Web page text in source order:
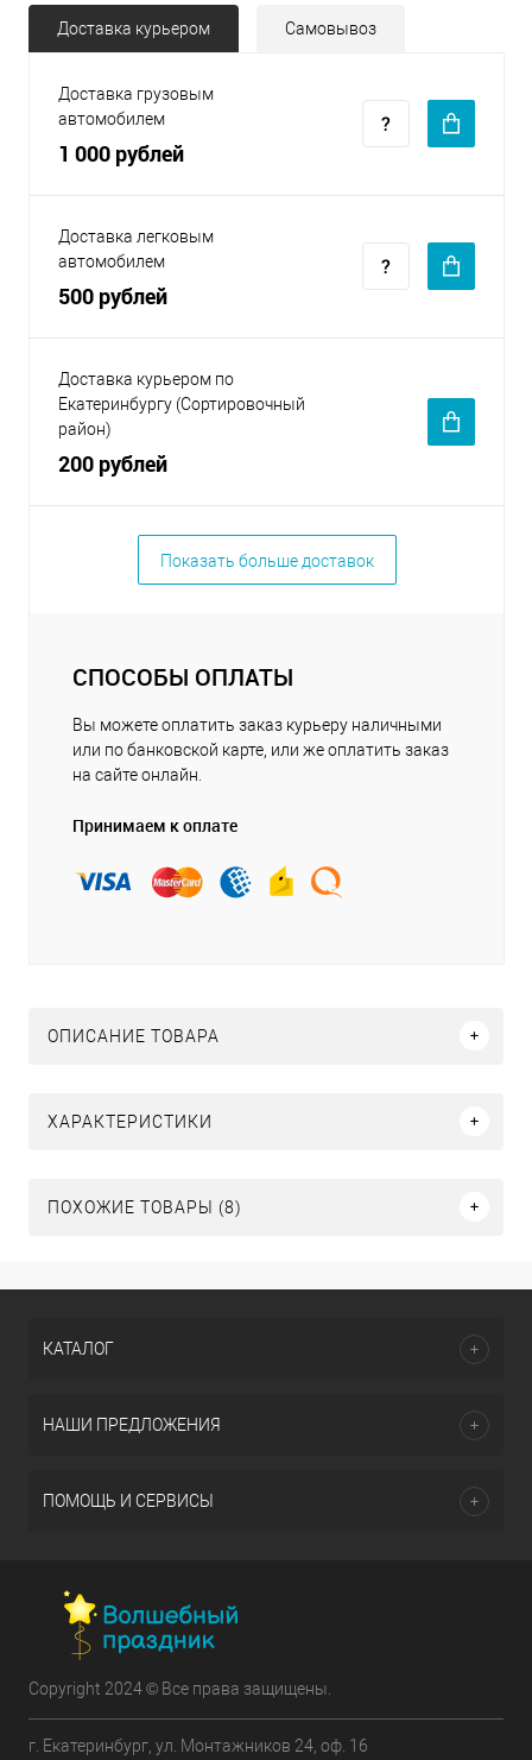
Доставка курьером Самовывоз
Доставка грузовым
автомобилем
1 000 рублей
Доставка легковым
автомобилем
500 рублей
Доставка курьером по
Екатеринбургу (Сортировочный
район)
200 рублей
Показать больше доставок
СПОСОБЫ ОПЛАТЫ
Вы можете оплатить заказ курьеру наличными
или по банковской карте, или же оплатить заказ
на сайте онлайн.
Принимаем к оплате
ОПИСАНИЕ ТОВАРА
ХАРАКТЕРИСТИКИ
ПОХОЖИЕ ТОВАРЫ (8)
КАТАЛОГ
НАШИ ПРЕДЛОЖЕНИЯ
ПОМОЩЬ И СЕРВИСЫ
Copyright 2024 © Все права защищены.
г. Екатеринбург, ул. Монтажников 24, оф. 16